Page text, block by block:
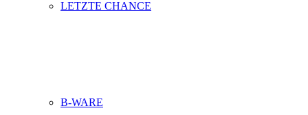
LETZTE CHANCE
B-WARE